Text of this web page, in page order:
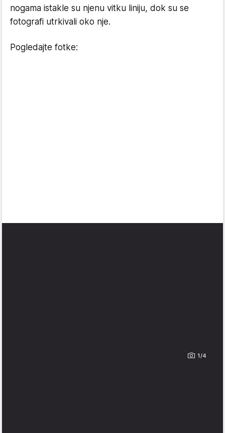
nogama istakle su njenu vitku liniju, dok su se
fotografi utrkivali oko nje.
Pogledajte fotke:
1/4